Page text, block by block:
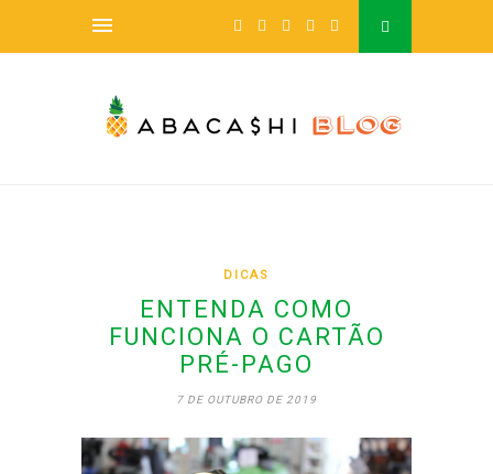
DICAS
ENTENDA COMO
FUNCIONA O CARTÃO
PRÉ-PAGO
7 DE OUTUBRO DE 2019